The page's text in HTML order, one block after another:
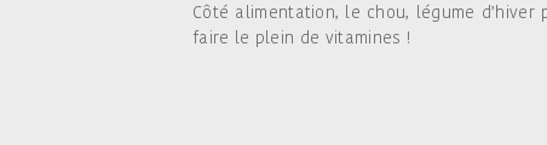
Côté alimentation, le chou, légume
faire le plein de vitamines !